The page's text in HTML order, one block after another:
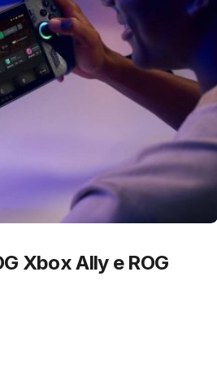
Xbox Ally e ROG